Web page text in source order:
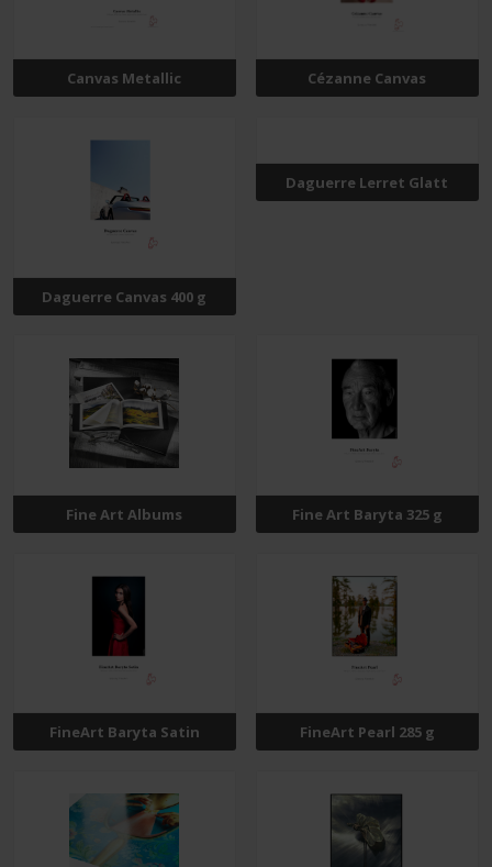
Canvas Metallic Cézanne Canvas
Daguerre Canvas 400 g
Daguerre Lerret Glatt
Fine Art Albums Fine Art Baryta 325 g
FineArt Baryta Satin FineArt Pearl 285 g